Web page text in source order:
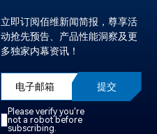
立即订阅佰维新闻简报，尊享活
动抢先预告、产品性能洞察及更
多独家内幕资讯！
Please verify you're
not a robot before
subscribing.
提交